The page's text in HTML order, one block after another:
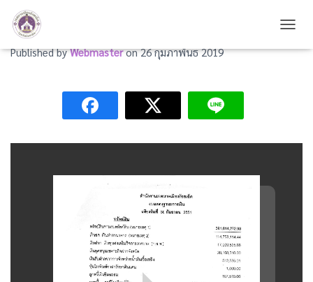
งบแสดงฐานะการเงิน ปี พ.ศ. 2551
Published byWebmasteron26 กุมภาพันธ์ 2019